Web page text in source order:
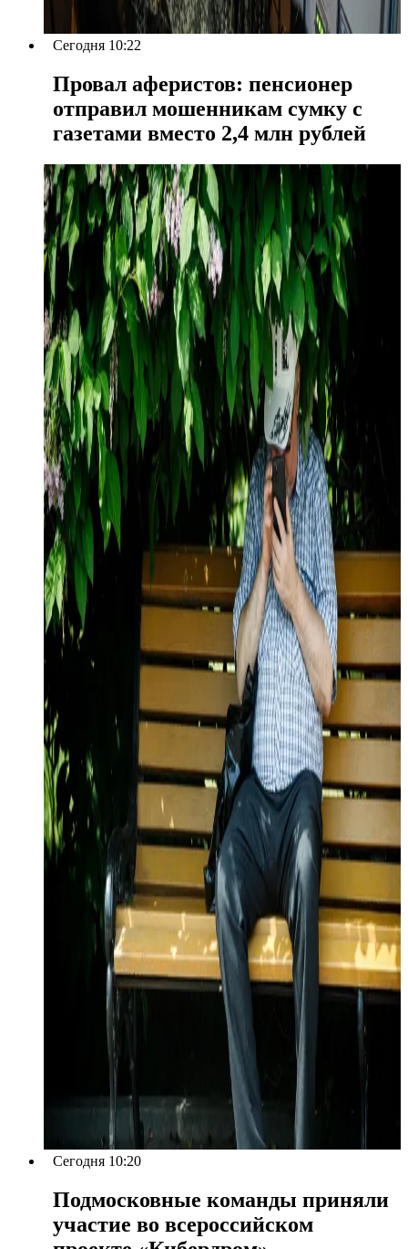
Сегодня 10:22
Провал аферистов: пенсионер
отправил мошенникам сумку с
газетами вместо 2,4 млн рублей
Сегодня 10:20
Подмосковные команды приняли
участие во всероссийском